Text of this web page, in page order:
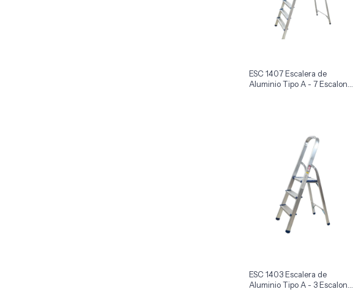
ESC 1407 Escalera de
Aluminio Tipo A - 7 Escalones
ESC 1403 Escalera de
Aluminio Tipo A - 3 Escalones